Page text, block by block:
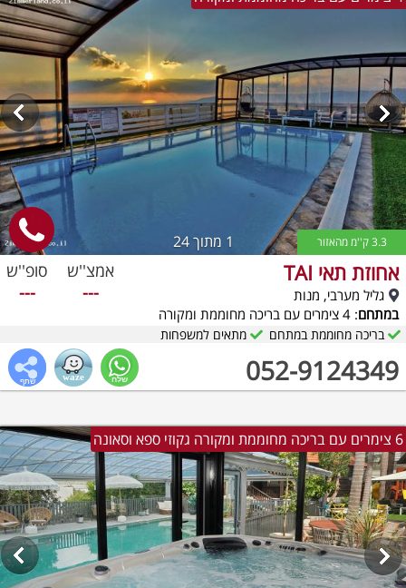
1 מתוך 24 3.3 ק''מ מהאזור
אחוזת תאי TAI
גליל מערבי, מנות
במתחם: 4 צימרים עם בריכה מחוממת ומקורה
052-9124349
אמצ''ש
---
סופ''ש
---
בריכה מחוממת במתחם מתאים למשפחות
6 צימרים עם בריכה מחוממת ומקורה גקוזי ספא וסאונה